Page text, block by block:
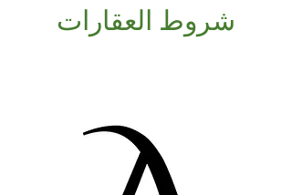
شروط العقارات